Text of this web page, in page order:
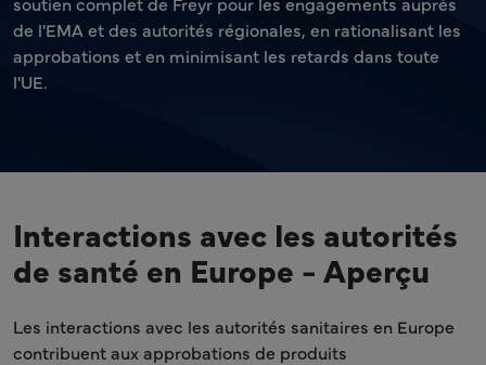
de l'EMA et des autorités régionales, en rationalisant les
approbations et en minimisant les retards dans toute
l'UE.
Interactions avec les autorités
de santé en Europe - Aperçu
Les interactions avec les autorités sanitaires en Europe
contribuent aux approbations de produits